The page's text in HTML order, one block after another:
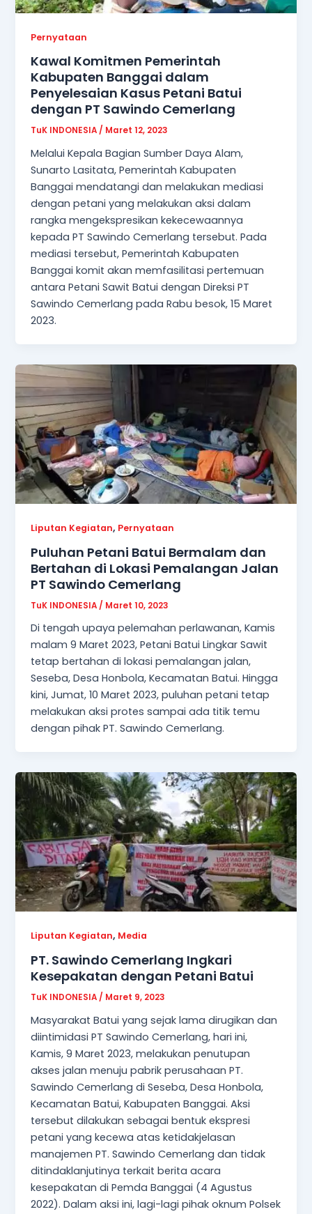
Pernyataan
Kawal Komitmen Pemerintah
Kabupaten Banggai dalam
Penyelesaian Kasus Petani Batui
dengan PT Sawindo Cemerlang
TuK INDONESIA/ Maret 12, 2023
Melalui Kepala Bagian Sumber Daya Alam,
Sunarto Lasitata, Pemerintah Kabupaten
Banggai mendatangi dan melakukan mediasi
dengan petani yang melakukan aksi dalam
rangka mengekspresikan kekecewaannya
kepada PT Sawindo Cemerlang tersebut. Pada
mediasi tersebut, Pemerintah Kabupaten
Banggai komit akan memfasilitasi pertemuan
antara Petani Sawit Batui dengan Direksi PT
Sawindo Cemerlang pada Rabu besok, 15 Maret
2023.
Liputan Kegiatan, Pernyataan
Puluhan Petani Batui Bermalam dan
Bertahan di Lokasi Pemalangan Jalan
PT Sawindo Cemerlang
TuK INDONESIA / Maret 10, 2023
Di tengah upaya pelemahan perlawanan, Kamis
malam 9 Maret 2023, Petani Batui Lingkar Sawit
tetap bertahan di lokasi pemalangan jalan,
Seseba, Desa Honbola, Kecamatan Batui. Hingga
kini, Jumat, 10 Maret 2023, puluhan petani tetap
melakukan aksi protes sampai ada titik temu
dengan pihak PT. Sawindo Cemerlang.
Liputan Kegiatan, Media
PT. Sawindo Cemerlang Ingkari
Kesepakatan dengan Petani Batui
TuK INDONESIA / Maret 9, 2023
Masyarakat Batui yang sejak lama dirugikan dan
diintimidasi PT Sawindo Cemerlang, hari ini,
Kamis, 9 Maret 2023, melakukan penutupan
akses jalan menuju pabrik perusahaan PT.
Sawindo Cemerlang di Seseba, Desa Honbola,
Kecamatan Batui, Kabupaten Banggai. Aksi
tersebut dilakukan sebagai bentuk ekspresi
petani yang kecewa atas ketidakjelasan
manajemen PT. Sawindo Cemerlang dan tidak
ditindaklanjutinya terkait berita acara
kesepakatan di Pemda Banggai (4 Agustus
2022). Dalam aksi ini, lagi-lagi pihak oknum Polsek